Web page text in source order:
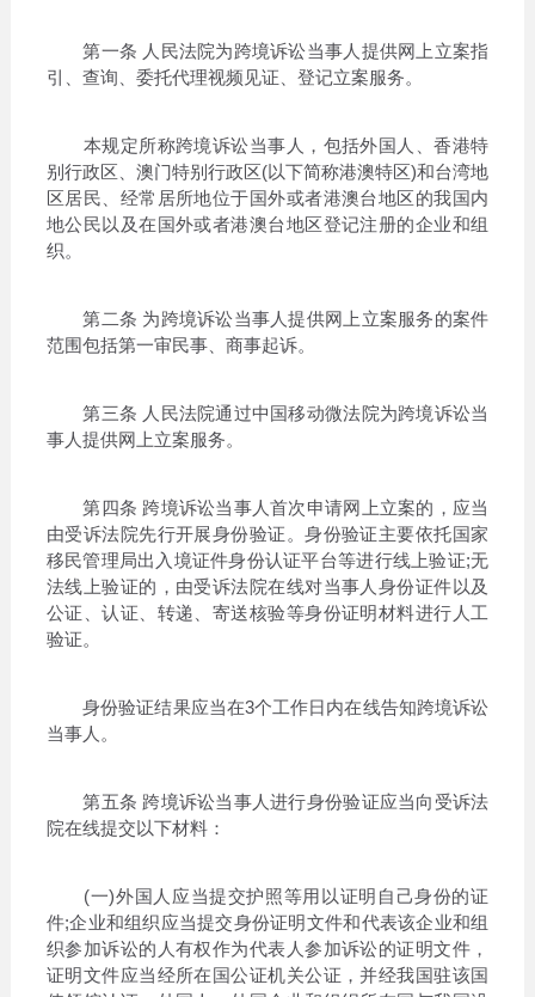
第一条 人民法院为跨境诉讼当事人提供网上立案指
引、查询、委托代理视频见证、登记立案服务。
本规定所称跨境诉讼当事人，包括外国人、香港特
别行政区、澳门特别行政区(以下简称港澳特区)和台湾地
区居民、经常居所地位于国外或者港澳台地区的我国内
地公民以及在国外或者港澳台地区登记注册的企业和组
织。
第二条 为跨境诉讼当事人提供网上立案服务的案件
范围包括第一审民事、商事起诉。
第三条 人民法院通过中国移动微法院为跨境诉讼当
事人提供网上立案服务。
第四条 跨境诉讼当事人首次申请网上立案的，应当
由受诉法院先行开展身份验证。身份验证主要依托国家
移民管理局出入境证件身份认证平台等进行线上验证;无
法线上验证的，由受诉法院在线对当事人身份证件以及
公证、认证、转递、寄送核验等身份证明材料进行人工
验证。
身份验证结果应当在3个工作日内在线告知跨境诉讼
当事人。
第五条 跨境诉讼当事人进行身份验证应当向受诉法
院在线提交以下材料：
(一)外国人应当提交护照等用以证明自己身份的证
件;企业和组织应当提交身份证明文件和代表该企业和组
织参加诉讼的人有权作为代表人参加诉讼的证明文件，
证明文件应当经所在国公证机关公证，并经我国驻该国